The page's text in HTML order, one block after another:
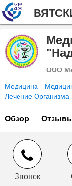
ООО
Медицина
Лечение Организма
Обзор
Звонок